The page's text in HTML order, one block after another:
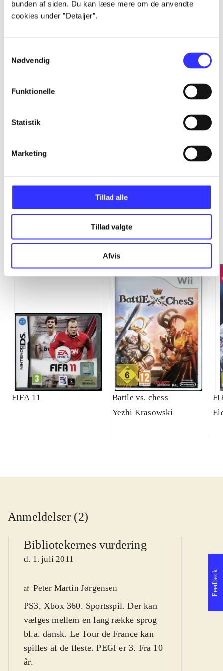
bunden af siden. Du kan læse mere om de anvendte
cookies under ”Detaljer”.
Nødvendig
Funktionelle
Statistik
Marketing
Tillad alle
Tillad valgte
Afvis
Alle registrerede artikler fordelt på udgivelser
Minder om
FIFA 11
Battle vs. chess
Yezhi Krasowski
Anmeldelser (2)
Bibliotekernes vurdering
d. 1. juli 2011
af Peter Martin Jørgensen
PS3, Xbox 360. Sportsspil. Der kan
vælges mellem en lang række sprog
bl.a. dansk. Le Tour de France kan
spilles af de fleste. PEGI er 3. Fra 10
år.
Feedback